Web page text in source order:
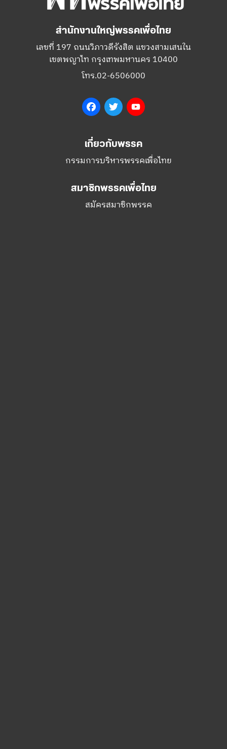
เขตพญาไท กรุงเทพมหานคร 10400
โทร.02-6506000
FacebookTwitterYouTube
กรรมการบริหารพรรคเพื่อไทย
สมาชิกพรรคเพื่อไทย
สมัครสมาชิกพรรค